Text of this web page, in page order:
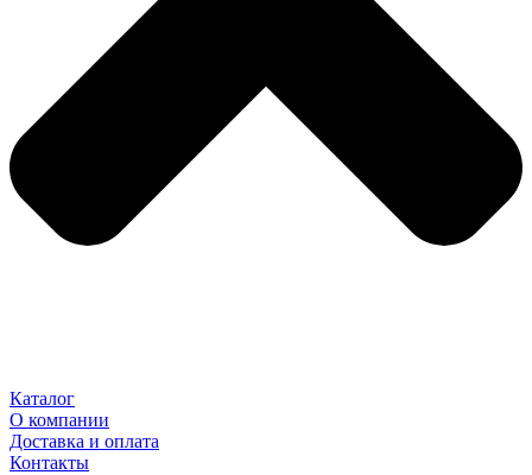
Каталог
О компании
Доставка и оплата
Контакты